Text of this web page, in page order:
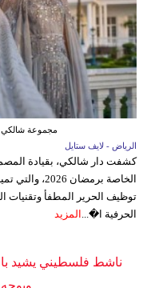
مجموعة شالكي لرمضان 2026 -
الرياض - لايف ستايل
كشفت دار شالكي، بقيادة
الخاصة
توظيف الحرير المطفأ وتقنيات
الحرفية ا�... المزيد
ناشط فلسطيني يشيد